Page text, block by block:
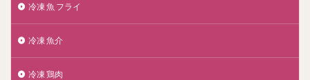
冷凍 魚 フライ
冷凍 魚介
冷凍 鶏肉